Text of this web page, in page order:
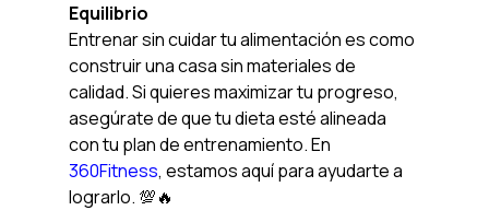
Equilibrio
Entrenar sin cuidar tu alimentación es como
construir una casa sin materiales de
calidad. Si quieres maximizar tu progreso,
asegúrate de que tu dieta esté alineada
con tu plan de entrenamiento. En
360Fitness, estamos aquí para ayudarte a
lograrlo. 💯🔥